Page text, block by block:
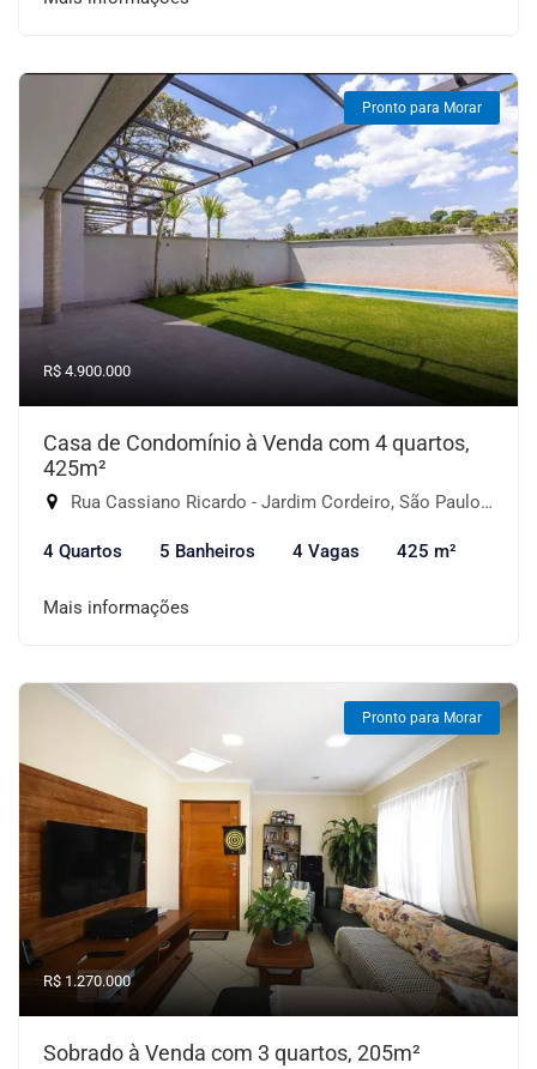
Pronto para Morar
R$ 4.900.000
Casa de Condomínio à Venda com 4 quartos,
425m²
Rua Cassiano Ricardo - Jardim Cordeiro, São Paulo-SP
4 Quartos 5 Banheiros 4 Vagas 425 m²
Mais informações
Pronto para Morar
R$ 1.270.000
Sobrado à Venda com 3 quartos, 205m²